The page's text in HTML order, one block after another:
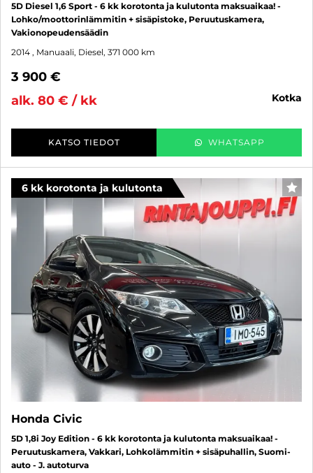
5D Diesel 1,6 Sport - 6 kk korotonta ja kulutonta maksuaikaa! -
Lohko/moottorinlämmitin + sisäpistoke, Peruutuskamera,
Vakionopeudensäädin
2014 , Manuaali, Diesel, 371 000 km
3 900 €
alk. 80 € / kk
kotka
KATSO TIEDOT WHATSAPP
6 kk korotonta ja kulutonta
Honda Civic
5D 1,8i Joy Edition - 6 kk korotonta ja kulutonta maksuaikaa! -
Peruutuskamera, Vakkari, Lohkolämmitin + sisäpuhallin, Suomi-
auto - J. autoturva